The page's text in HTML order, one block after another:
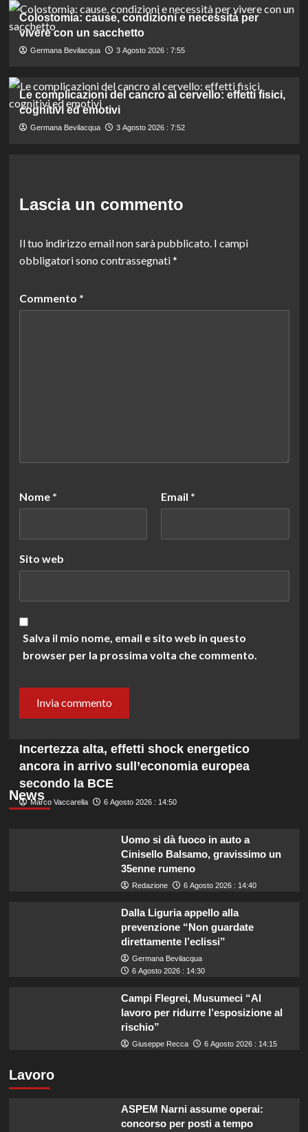
Colostomia: cause, condizioni e necessità per
vivere con un sacchetto
Germana Bevilacqua 3 Agosto 2026 : 7:55
Le complicazioni del cancro al cervello: effetti fisici,
cognitivi ed emotivi
Germana Bevilacqua 3 Agosto 2026 : 7:52
Lascia un commento
Il tuo indirizzo email non sarà pubblicato. I campi
obbligatori sono contrassegnati*
Commento *
Nome * Email *
Sito web
Salva il mio nome, email e sito web in questo
browser per la prossima volta che commento.
News
Incertezza alta, effetti shock energetico
ancora in arrivo sull’economia europea
secondo la BCE
Marco Vaccarella 6 Agosto 2026 : 14:50
Uomo si dà fuoco in auto a
Cinisello Balsamo, gravissimo un
35enne rumeno
Redazione 6 Agosto 2026 : 14:40
Dalla Liguria appello alla
prevenzione “Non guardate
direttamente l’eclissi”
Germana Bevilacqua
6 Agosto 2026 : 14:30
Campi Flegrei, Musumeci “Al
lavoro per ridurre l’esposizione al
rischio”
Giuseppe Recca 6 Agosto 2026 : 14:15
Lavoro
ASPEM Narni assume operai:
concorso per posti a tempo